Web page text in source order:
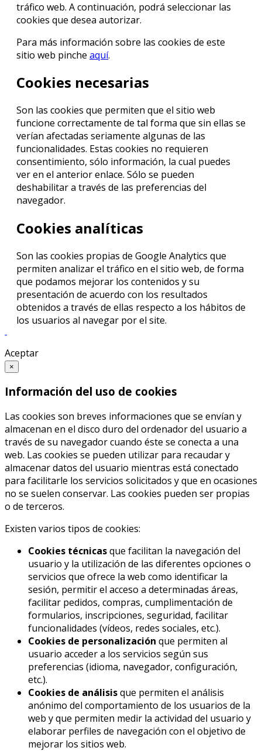
tráfico web. A continuación, podrá seleccionar las
cookies que desea autorizar.
Para más información sobre las cookies de este
sitio web pinche aquí.
Cookies necesarias
Son las cookies que permiten que el sitio web
funcione correctamente de tal forma que sin ellas se
verían afectadas seriamente algunas de las
funcionalidades. Estas cookies no requieren
consentimiento, sólo información, la cual puedes
ver en el anterior enlace. Sólo se pueden
deshabilitar a través de las preferencias del
navegador.
Cookies analíticas
Son las cookies propias de Google Analytics que
permiten analizar el tráfico en el sitio web, de forma
que podamos mejorar los contenidos y su
presentación de acuerdo con los resultados
obtenidos a través de ellas respecto a los hábitos de
los usuarios al navegar por el site.
Aceptar
×
Información del uso de cookies
Las cookies son breves informaciones que se envían y
almacenan en el disco duro del ordenador del usuario a
través de su navegador cuando éste se conecta a una
web. Las cookies se pueden utilizar para recaudar y
almacenar datos del usuario mientras está conectado
para facilitarle los servicios solicitados y que en ocasiones
no se suelen conservar. Las cookies pueden ser propias
o de terceros.
Existen varios tipos de cookies:
Cookies técnicasque facilitan la navegación del
usuario y la utilización de las diferentes opciones o
servicios que ofrece la web como identificar la
sesión, permitir el acceso a determinadas áreas,
facilitar pedidos, compras, cumplimentación de
formularios, inscripciones, seguridad, facilitar
funcionalidades (vídeos, redes sociales, etc.).
Cookies de personalización que permiten al
usuario acceder a los servicios según sus
preferencias (idioma, navegador, configuración,
etc.).
Cookies de análisisque permiten el análisis
anónimo del comportamiento de los usuarios de la
web y que permiten medir la actividad del usuario y
elaborar perfiles de navegación con el objetivo de
mejorar los sitios web.